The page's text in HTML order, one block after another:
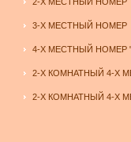
3-Х МЕСТНЫЙ НОМЕР
4-Х МЕСТНЫЙ НОМЕР
2-Х КОМНАТНЫЙ 4-Х
2-Х КОМНАТНЫЙ 4-Х